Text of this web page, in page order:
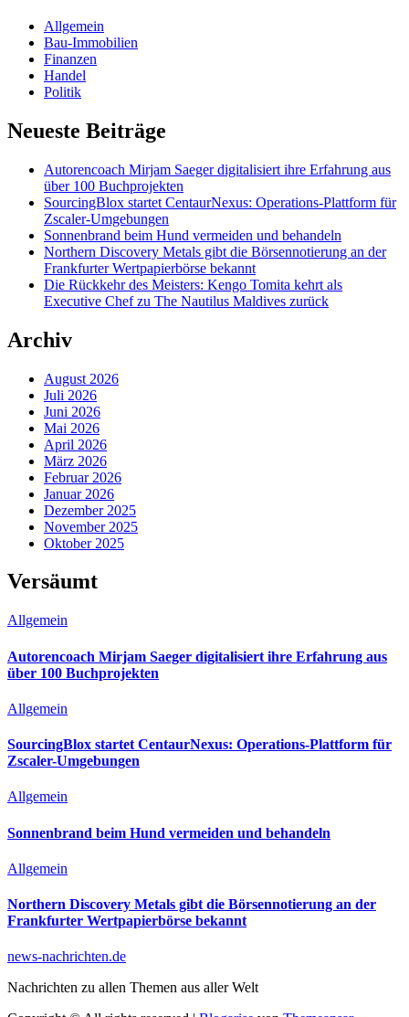
Allgemein
Bau-Immobilien
Finanzen
Handel
Politik
Neueste Beiträge
Autorencoach Mirjam Saeger digitalisiert ihre Erfahrung aus
über 100 Buchprojekten
SourcingBlox startet CentaurNexus: Operations-Plattform für
Zscaler-Umgebungen
Sonnenbrand beim Hund vermeiden und behandeln
Northern Discovery Metals gibt die Börsennotierung an der
Frankfurter Wertpapierbörse bekannt
Die Rückkehr des Meisters: Kengo Tomita kehrt als
Executive Chef zu The Nautilus Maldives zurück
Archiv
August 2026
Juli 2026
Juni 2026
Mai 2026
April 2026
März 2026
Februar 2026
Januar 2026
Dezember 2025
November 2025
Oktober 2025
Versäumt
Allgemein
Autorencoach Mirjam Saeger digitalisiert ihre Erfahrung aus
über 100 Buchprojekten
Allgemein
SourcingBlox startet CentaurNexus: Operations-Plattform für
Zscaler-Umgebungen
Allgemein
Sonnenbrand beim Hund vermeiden und behandeln
Allgemein
Northern Discovery Metals gibt die Börsennotierung an der
Frankfurter Wertpapierbörse bekannt
news-nachrichten.de
Nachrichten zu allen Themen aus aller Welt